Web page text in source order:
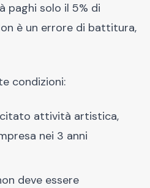
paghi solo il 5% di
è un errore di battitura,
condizioni:
attività artistica,
nei 3 anni
deve essere